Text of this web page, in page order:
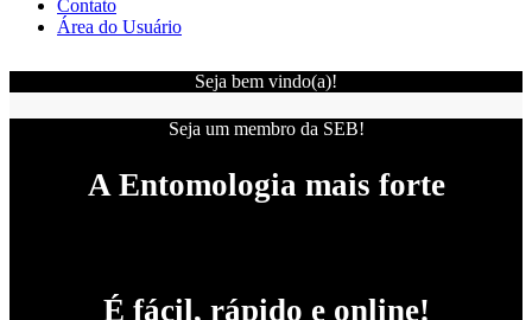
Contato
Área do Usuário
Seja bem vindo(a)!
Seja um membro da SEB!
A Entomologia mais forte
É fácil, rápido e online!